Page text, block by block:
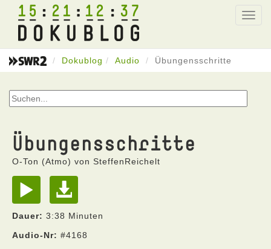
15 21 12 37
Dokublog Audio Übungensschritte
Übungensschritte
O-Ton (Atmo) von SteffenReichelt
Dauer: 3:38 Minuten
Audio-Nr: #4168